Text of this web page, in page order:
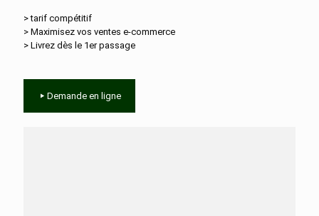
> tarif compétitif
> Maximisez vos ventes e‑commerce
> Livrez dès le 1er passage
Demande en ligne